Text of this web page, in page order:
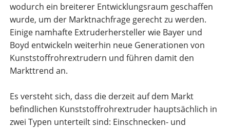
wodurch ein breiterer Entwicklungsraum geschaffen
wurde, um der Marktnachfrage gerecht zu werden.
Einige namhafte Extruderhersteller wie Bayer und
Boyd entwickeln weiterhin neue Generationen von
Kunststoffrohrextrudern und führen damit den
Markttrend an.
Es versteht sich, dass die derzeit auf dem Markt
befindlichen Kunststoffrohrextruder hauptsächlich in
zwei Typen unterteilt sind: Einschnecken- und